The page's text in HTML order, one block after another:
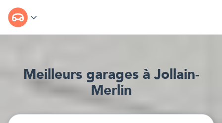
Meilleurs garagesà Jollain-
Merlin